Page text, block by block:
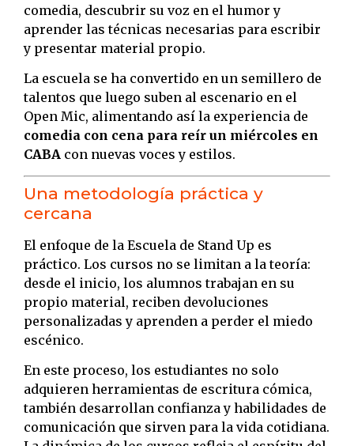
comedia, descubrir su voz en el humor y
aprender las técnicas necesarias para escribir
y presentar material propio.
La escuela se ha convertido en un semillero de
talentos que luego suben al escenario en el
Open Mic, alimentando así la experiencia de
comedia con cena para reír un miércoles en
CABA con nuevas voces y estilos.
Una metodología práctica y
cercana
El enfoque de la Escuela de Stand Up es
práctico. Los cursos no se limitan a la teoría:
desde el inicio, los alumnos trabajan en su
propio material, reciben devoluciones
personalizadas y aprenden a perder el miedo
escénico.
En este proceso, los estudiantes no solo
adquieren herramientas de escritura cómica,
también desarrollan confianza y habilidades de
comunicación que sirven para la vida cotidiana.